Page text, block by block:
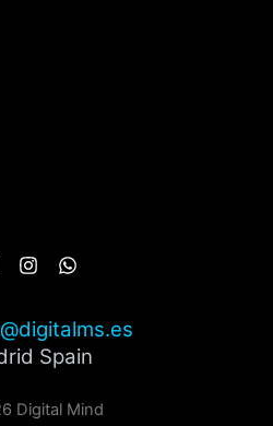
Spain
Digital Mind